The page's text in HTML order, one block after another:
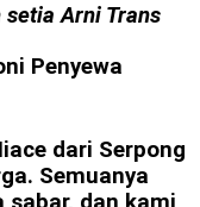
Arni Trans
Penyewa
dari Serpong
Semuanya